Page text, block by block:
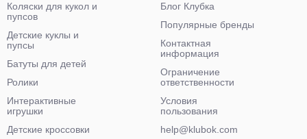
Коляски для кукол и
пупсов
Детские куклы и
пупсы
Батуты для детей
Ролики
Интерактивные
игрушки
Детские кроссовки
Блог Клубка
Популярные бренды
Контактная
информация
Ограничение
ответственности
Условия
пользования
help@klubok.com